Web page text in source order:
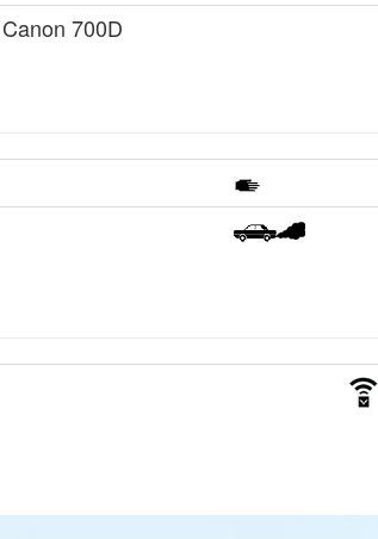
Canon 700D